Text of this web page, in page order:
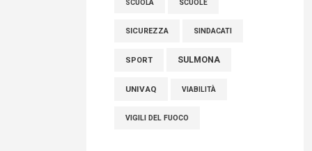
SCUOLA SCUOLE
SICUREZZA SINDACATI
SPORT SULMONA
UNIVAQ VIABILITÀ
VIGILI DEL FUOCO